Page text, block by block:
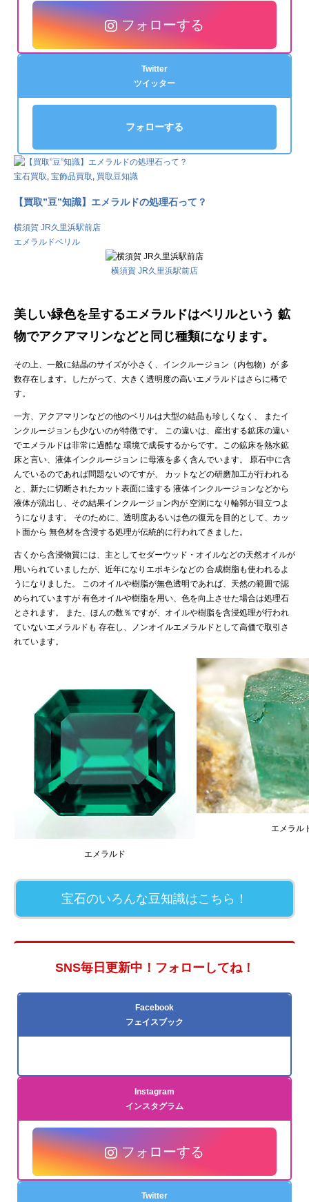
フォローする
Twitter
ツイッター
フォローする
宝石買取 宝飾品買取 買取豆知識
【買取”豆”知識】エメラルドの処理石って？
横須賀 JR久里浜駅前店
エメラルドベリル
横須賀 JR久里浜駅前店
美しい緑色を呈するエメラルドはベリルという 鉱
物でアクアマリンなどと同じ種類になります。
その上、一般に結晶のサイズが小さく、インクルージョン（内包物）が 多
数存在します。したがって、大きく透明度の高いエメラルドはさらに稀で
す。
一方、アクアマリンなどの他のベリルは大型の結晶も珍しくなく、 またイ
ンクルージョンも少ないのが特徴です。 この違いは、産出する鉱床の違い
でエメラルドは非常に過酷な 環境で成長するからです。この鉱床を熱水鉱
床と言い、液体インクルージョン に母液を多く含んでいます。 原石中に含
んでいるのであれば問題ないのですが、 カットなどの研磨加工が行われる
と、新たに切断されたカット表面に達する 液体インクルージョンなどから
液体が流出し、その結果インクルージョン内が 空洞になり輪郭が目立つよ
うになります。 そのために、透明度あるいは色の復元を目的として、カッ
ト面から 無色材を含浸する処理が伝統的に行われてきました。
古くから含浸物質には、主としてセダーウッド・オイルなどの天然オイルが
用いられていましたが、近年になりエポキシなどの 合成樹脂も使われるよ
うになりました。 このオイルや樹脂が無色透明であれば、天然の範囲で認
められていますが 有色オイルや樹脂を用い、色を向上させた場合は処理石
とされます。 また、ほんの数％ですが、オイルや樹脂を含浸処理が行われ
ていないエメラルドも 存在し、ノンオイルエメラルドとして高価で取引さ
れています。
エメラルド
エメラル
宝石のいろんな豆知識はこちら！
SNS毎日更新中！フォローしてね！
Facebook
フェイスブック
Instagram
インスタグラム
フォローする
Twitter